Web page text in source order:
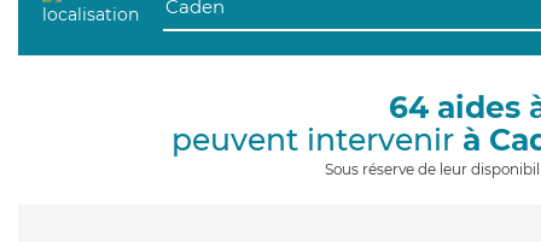
64 aides
peuvent intervenir à
Sous réserve de leur